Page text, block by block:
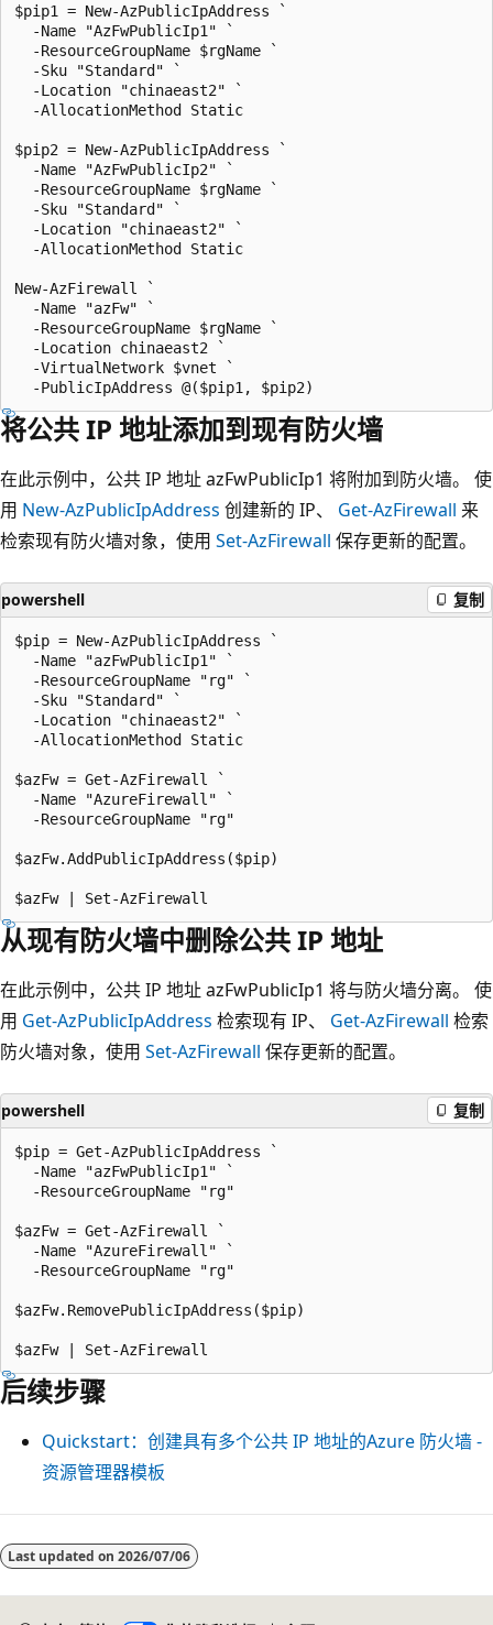
$pip1 = New-AzPublicIpAddress `
  -Name "AzFwPublicIp1" `
  -ResourceGroupName $rgName `
  -Sku "Standard" `
  -Location "chinaeast2" `
  -AllocationMethod Static
$pip2 = New-AzPublicIpAddress `
  -Name "AzFwPublicIp2" `
  -ResourceGroupName $rgName `
  -Sku "Standard" `
  -Location "chinaeast2" `
  -AllocationMethod Static
New-AzFirewall `
  -Name "azFw" `
  -ResourceGroupName $rgName `
  -Location chinaeast2 `
  -VirtualNetwork $vnet `
将公共 IP 地址添加到现有防火墙
在此示例中，公共 IP 地址 azFwPublicIp1 将附加到防火墙。 使
用 New-AzPublicIpAddress 创建新的 IP、 Get-AzFirewall 来
检索现有防火墙对象，使用 Set-AzFirewall 保存更新的配置。
powershell 复制
$pip = New-AzPublicIpAddress `
  -Name "azFwPublicIp1" `
  -ResourceGroupName "rg" `
  -Sku "Standard" `
  -Location "chinaeast2" `
  -AllocationMethod Static
$azFw = Get-AzFirewall `
  -Name "AzureFirewall" `
  -ResourceGroupName "rg"
$azFw.AddPublicIpAddress($pip)
从现有防火墙中删除公共 IP 地址
在此示例中，公共 IP 地址 azFwPublicIp1 将与防火墙分离。 使
用 Get-AzPublicIpAddress 检索现有 IP、 Get-AzFirewall 检索
防火墙对象，使用 Set-AzFirewall 保存更新的配置。
powershell 复制
$pip = Get-AzPublicIpAddress `
  -Name "azFwPublicIp1" `
  -ResourceGroupName "rg"
$azFw = Get-AzFirewall `
  -Name "AzureFirewall" `
  -ResourceGroupName "rg"
$azFw.RemovePublicIpAddress($pip)
后续步骤
Quickstart：创建具有多个公共 IP 地址的Azure 防火墙 -
资源管理器模板
阅
读Last updated on 2026/07/06